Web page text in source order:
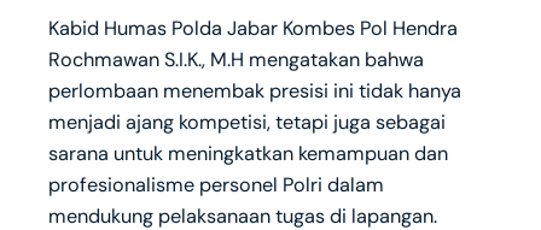
Kabid Humas Polda Jabar Kombes Pol Hendra
Rochmawan S.I.K., M.H mengatakan bahwa
perlombaan menembak presisi ini tidak hanya
menjadi ajang kompetisi, tetapi juga sebagai
sarana untuk meningkatkan kemampuan dan
profesionalisme personel Polri dalam
mendukung pelaksanaan tugas di lapangan.